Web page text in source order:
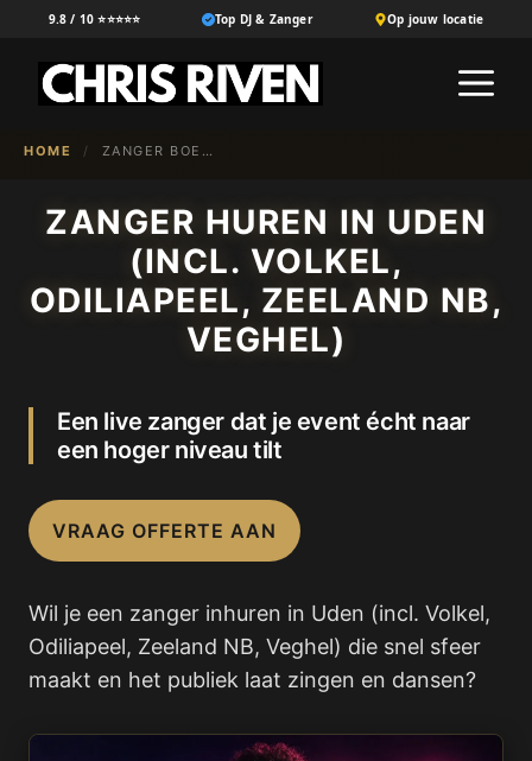
9.8 / 10 ⭐⭐⭐⭐⭐ Top DJ & Zanger Op jouw locatie
HOME / ZANGER BOEKEN IN {NL-100}
ZANGER HUREN IN UDEN
(INCL. VOLKEL,
ODILIAPEEL, ZEELAND NB,
VEGHEL)
Een live zanger dat je event écht naar
een hoger niveau tilt
VRAAG OFFERTE AAN
Wil je een zanger inhuren in Uden (incl. Volkel,
Odiliapeel, Zeeland NB, Veghel) die snel sfeer
maakt en het publiek laat zingen en dansen?